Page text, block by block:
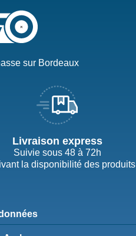
sur Bordeaux
Livraison express
Suivie sous 48 à 72h
la disponibilité des produits